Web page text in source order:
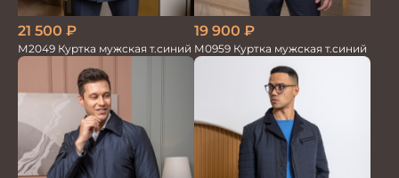
21 500 ₽
М2049 Куртка мужская т.синий
19 900 ₽
М0959 Куртка мужская т.синий